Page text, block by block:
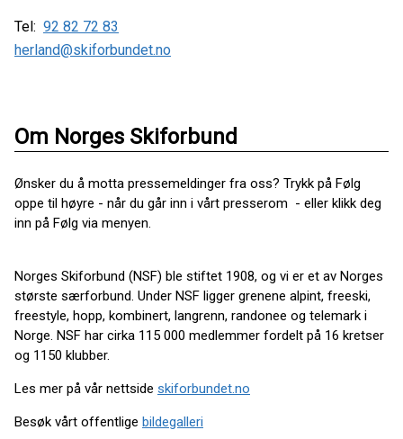
Tel: 92 82 72 83
herland@skiforbundet.no
Om Norges Skiforbund
Ønsker du å motta pressemeldinger fra oss? Trykk på Følg
oppe til høyre - når du går inn i vårt presserom - eller klikk deg
inn på Følg via menyen.
Norges Skiforbund (NSF) ble stiftet 1908, og vi er et av Norges
største særforbund. Under NSF ligger grenene alpint, freeski,
freestyle, hopp, kombinert, langrenn, randonee og telemark i
Norge. NSF har cirka 115 000 medlemmer fordelt på 16 kretser
og 1150 klubber.
Les mer på vår nettside skiforbundet.no
Besøk vårt offentlige bildegalleri